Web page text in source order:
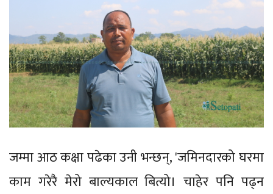
जम्मा आठ कक्षा पढेका उनी भन्छन्, 'जमिनदारको घरमा
काम गरेरै मेरो बाल्यकाल बित्यो। चाहेर पनि पढ्न